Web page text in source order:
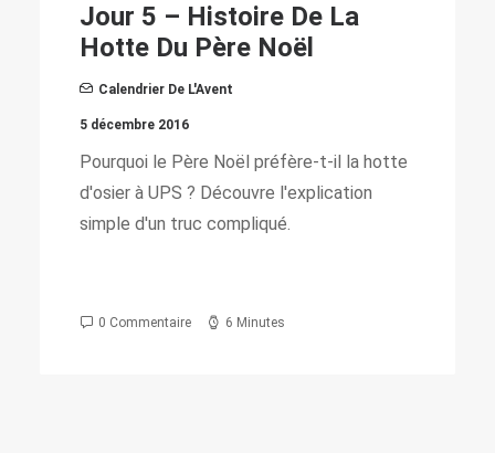
5 – Histoire De La
Du Père Noël
De L'Avent
2016
le Père Noël préfère-t-il la hotte
à UPS ? Découvre l'explication
d'un truc compliqué.
Commentaire 6 Minutes